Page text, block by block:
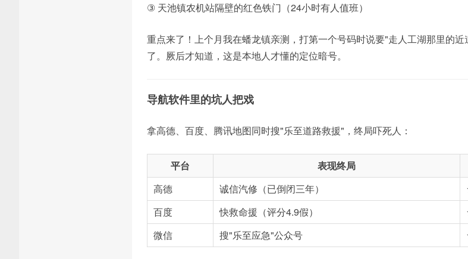
③ 天池镇农机站隔壁的红色铁门（24小时有人值班）
重点来了！上个月我在蟠龙镇亲测，打第一个号码时说要"走人工湖那里的
了。厥后才知道，这是本地人才懂的定位暗号。
导航软件里的坑人把戏
拿高德、百度、腾讯地图同时搜"乐至道路救援"，终局吓死人：
平台 表现终局
高德
诚信汽修（已倒闭三年）
百度
快救命援（评分4.9假）
微信
搜"乐至应急"公众号